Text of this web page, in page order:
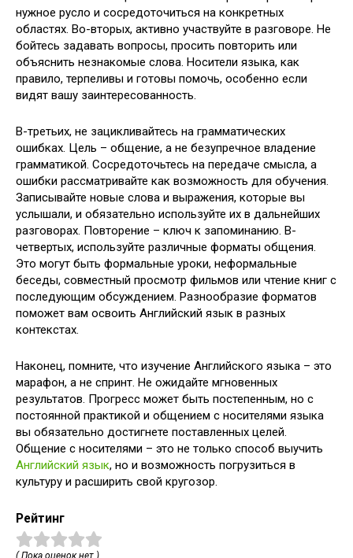
нужное русло и сосредоточиться на конкретных
областях. Во-вторых, активно участвуйте в разговоре. Не
бойтесь задавать вопросы, просить повторить или
объяснить незнакомые слова. Носители языка, как
правило, терпеливы и готовы помочь, особенно если
видят вашу заинтересованность.
В-третьих, не зацикливайтесь на грамматических
ошибках. Цель – общение, а не безупречное владение
грамматикой. Сосредоточьтесь на передаче смысла, а
ошибки рассматривайте как возможность для обучения.
Записывайте новые слова и выражения, которые вы
услышали, и обязательно используйте их в дальнейших
разговорах. Повторение – ключ к запоминанию. В-
четвертых, используйте различные форматы общения.
Это могут быть формальные уроки, неформальные
беседы, совместный просмотр фильмов или чтение книг с
последующим обсуждением. Разнообразие форматов
поможет вам освоить Английский язык в разных
контекстах.
Наконец, помните, что изучение Английского языка – это
марафон, а не спринт. Не ожидайте мгновенных
результатов. Прогресс может быть постепенным, но с
постоянной практикой и общением с носителями языка
вы обязательно достигнете поставленных целей.
Общение с носителями – это не только способ выучить
Английский язык, но и возможность погрузиться в
культуру и расширить свой кругозор.
Рейтинг
( Пока оценок нет )